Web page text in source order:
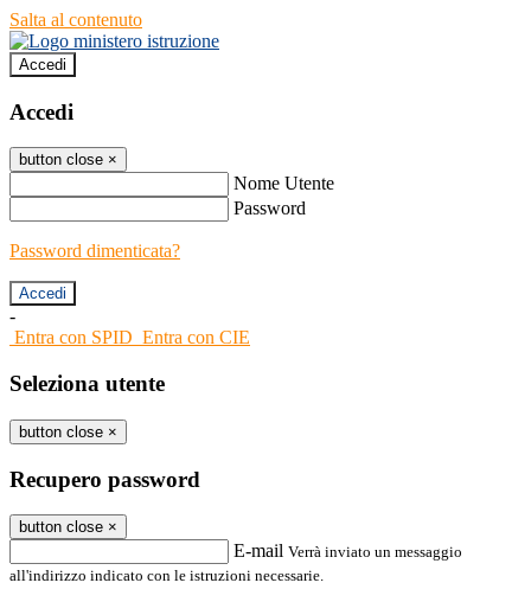
Salta al contenuto
Accedi
Accedi
button close ×
Nome Utente
Password
Password dimenticata?
-
Entra con SPID Entra con CIE
Seleziona utente
button close ×
Recupero password
button close ×
E-mail Verrà inviato un messaggio
all'indirizzo indicato con le istruzioni necessarie.